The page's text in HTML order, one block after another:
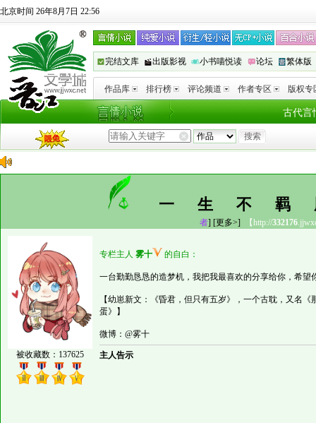
北京时间 26年8月7日 22:56
完结文库 出版影视 小书喵悦读 论坛 繁体版
作品库 排行榜 评论频道 作者专区 版权专
古代言
一生不
者] [更多>] 【http://332176
被收藏数：137625
专栏主人 雾十 的自白：
一台勤勤恳恳的造梦机，我把我最喜欢的分享给你，希
【幼崽新文：《昏君，但只有五岁》，一个古耽，又名
蛋》】
微博：@雾十
主人告示